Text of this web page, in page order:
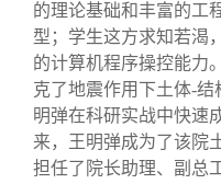
的理论基础和丰富的工
型；学生这方求知若渴
的计算机程序操控能力
克了地震作用下土体-
明弹在科研实战中快速
来，王明弹成为了该院
担任了院长助理、副总